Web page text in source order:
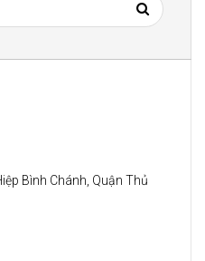
Bình Chánh, Quận Thủ